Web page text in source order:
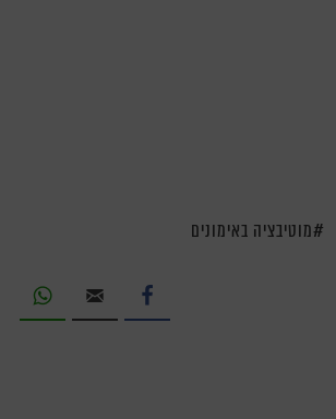
מוטיבציה באימונים